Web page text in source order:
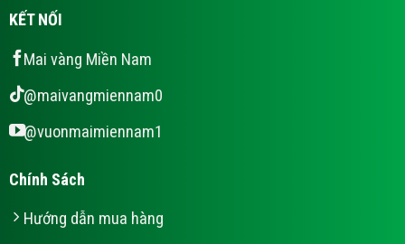
KẾT NỐI
Mai vàng Miền Nam
@maivangmiennam0
@vuonmaimiennam1
Chính Sách
Hướng dẫn mua hàng